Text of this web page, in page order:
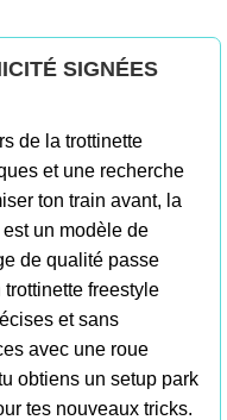
SIGNÉES
de la trottinette
et une recherche
ton train avant, la
un modèle de
de qualité passe
freestyle
et sans
avec une roue
obtiens un setup park
tes nouveaux tricks.